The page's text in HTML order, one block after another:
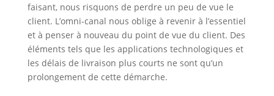
faisant, nous risquons de perdre un peu de vue le
client. L’omni-canal nous oblige à revenir à l’essentiel
et à penser à nouveau du point de vue du client. Des
éléments tels que les applications technologiques et
les délais de livraison plus courts ne sont qu’un
prolongement de cette démarche.